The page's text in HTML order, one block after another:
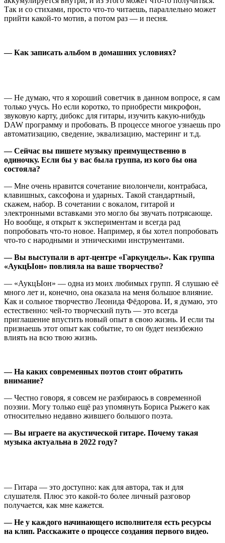
Так и со стихами, просто что-то читаешь, параллельно может
прийти какой-то мотив, а потом раз — и песня.
— Как записать альбом в домашних условиях?
— Не думаю, что я хороший советчик в данном вопросе, я сам
только учусь. Но если коротко, то приобрести микрофон,
звуковую карту, дибокс для гитары, изучить какую-нибудь
DAW программу и пробовать. В процессе многое узнаешь про
автоматизацию, сведение, эквализацию, мастеринг и т.д.
— Сейчас вы пишете музыку преимущественно в
одиночку. Если бы у вас была группа, из кого бы она
состояла?
— Мне очень нравится сочетание виолончели, контрабаса,
клавишных, саксофона и ударных. Такой стандартный,
скажем, набор. В сочетании с вокалом, гитарой и
электронными вставками это могло бы звучать потрясающе.
Но вообще, я открыт к экспериментам и всегда рад
попробовать что-то новое. Например, я бы хотел попробовать
что-то с народными и этническими инструментами.
— Вы выступали в арт-центре «Гаркундель». Как группа
«АукцЫон» повлияла на ваше творчество?
— «АукцЫон» — одна из моих любимых групп. Я слушаю её
много лет и, конечно, она оказала на меня большое влияние.
Как и сольное творчество Леонида Фёдорова. И, я думаю, это
естественно: чей-то творческий путь — это всегда
приглашение впустить новый опыт в свою жизнь. И если ты
признаешь этот опыт как событие, то он будет неизбежно
влиять на всю твою жизнь.
— На каких современных поэтов стоит обратить
внимание?
— Честно говоря, я совсем не разбираюсь в современной
поэзии. Могу только ещё раз упомянуть Бориса Рыжего как
относительно недавно жившего большого поэта.
— Вы играете на акустической гитаре. Почему такая
музыка актуальна в 2022 году?
— Гитара — это доступно: как для автора, так и для
слушателя. Плюс это какой-то более личный разговор
получается, как мне кажется.
— Не у каждого начинающего исполнителя есть ресурсы
на клип. Расскажите о процессе создания первого видео.